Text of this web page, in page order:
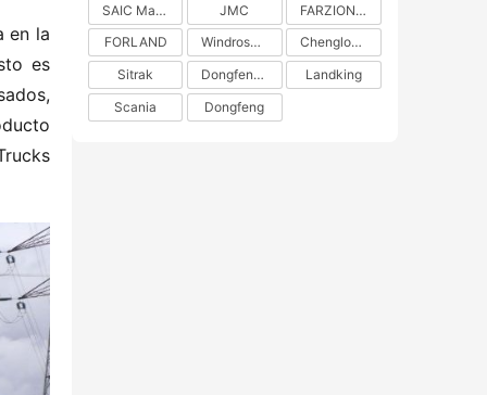
en la
es
SAIC Maxus
JMC
FARZION AUTO
FORLAND
Windrose Technology
Chenglong H5
Sitrak
DongfengLiuzhou Motor
Landking
Scania
Dongfeng